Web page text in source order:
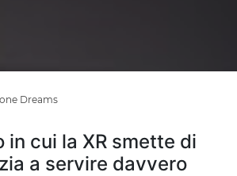
Dreams
in cui la XR smette di
a servire davvero